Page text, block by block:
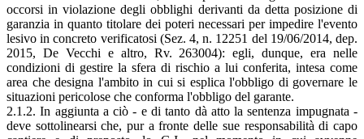
occorsi in violazione degli obblighi derivanti da detta posizione di
garanzia in quanto titolare dei poteri necessari per impedire l'evento
lesivo in concreto verificatosi (Sez. 4, n. 12251 del 19/06/2014, dep.
2015, De Vecchi e altro, Rv. 263004): egli, dunque, era nelle
condizioni di gestire la sfera di rischio a lui conferita, intesa come
area che designa l'ambito in cui si esplica l'obbligo di governare le
situazioni pericolose che conforma l'obbligo del garante.
2.1.2. In aggiunta a ciò - e di tanto dà atto la sentenza impugnata -
deve sottolinearsi che, pur a fronte delle sue responsabilità di capo